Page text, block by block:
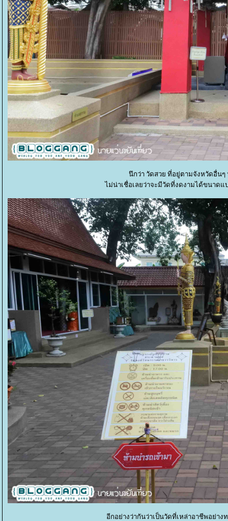
นึกว่า วัดสวย ที่อยู่ตามจังหวัดอื่นๆ
ไม่น่าเชื่อเลยว่าจะมีวัดที่งดงามได้ขนาด
อีกอย่างว่ากันว่าเป็นวัดที่เหล่าอาชีพอย่า